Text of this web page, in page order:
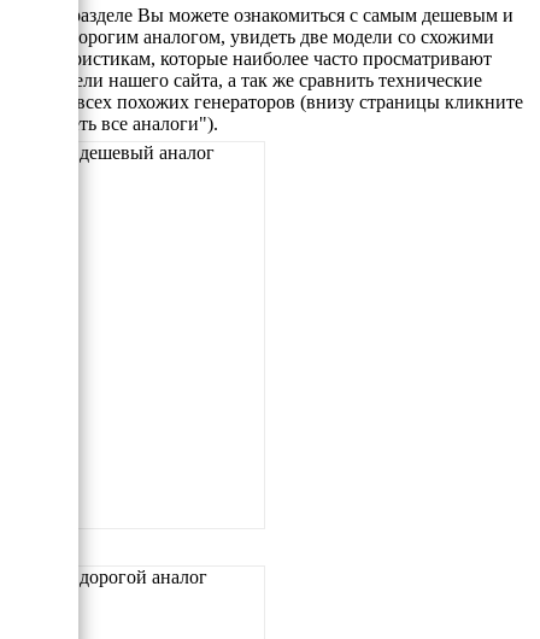
В этом разделе Вы можете ознакомиться с самым дешевым и
самым дорогим аналогом, увидеть две модели со схожими
характеристикам, которые наиболее часто просматривают
посетители нашего сайта, а так же сравнить технические
данные всех похожих генераторов (внизу страницы кликните
"Смотреть все аналоги").
Самый дешевый аналог
Самый дорогой аналог